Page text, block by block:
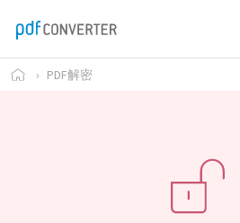
› PDF解密